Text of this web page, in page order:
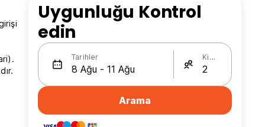
Uygunluğu Kontrol
edin
Tarihler Kişi Sayısı
Arama